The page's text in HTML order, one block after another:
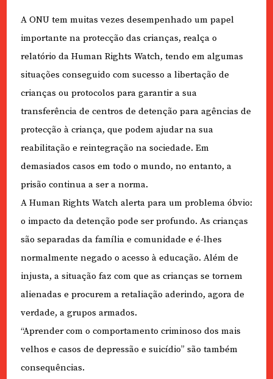
A ONU tem muitas vezes desempenhado um papel
importante na protecção das crianças, realça o
relatório da Human Rights Watch, tendo em algumas
situações conseguido com sucesso a libertação de
crianças ou protocolos para garantir a sua
transferência de centros de detenção para agências de
protecção à criança, que podem ajudar na sua
reabilitação e reintegração na sociedade. Em
demasiados casos em todo o mundo, no entanto, a
prisão continua a ser a norma.
A Human Rights Watch alerta para um problema óbvio:
o impacto da detenção pode ser profundo. As crianças
são separadas da família e comunidade e é-lhes
normalmente negado o acesso à educação. Além de
injusta, a situação faz com que as crianças se tornem
alienadas e procurem a retaliação aderindo, agora de
verdade, a grupos armados.
“Aprender com o comportamento criminoso dos mais
velhos e casos de depressão e suicídio” são também
consequências.